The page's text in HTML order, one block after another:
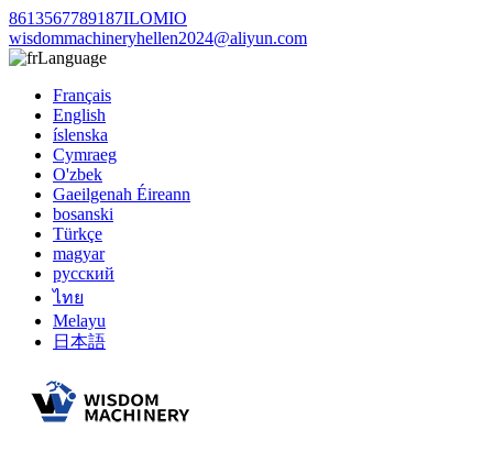
8613567789187ILOMIO
wisdommachineryhellen2024@aliyun.com
Language
Français
English
íslenska
Cymraeg
O'zbek
Gaeilgenah Éireann
bosanski
Türkçe
magyar
русский
ไทย
Melayu
日本語